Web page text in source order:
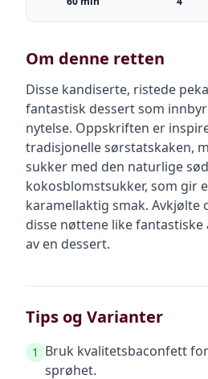
Om denne retten
Disse kandiserte, ristede
fantastisk dessert som
nytelse. Oppskriften er
tradisjonelle sørstatskaken,
sukker med den naturlige
kokosblomstsukker, som gir
karamellaktig smak. Avkjølte
disse nøttene like fantastiske
av en dessert.
Tips og Varianter
1
Bruk kvalitetsbaconfett
sprøhet.